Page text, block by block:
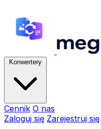
Konwertery
Cennik O nas
Zaloguj się Zarejestruj się